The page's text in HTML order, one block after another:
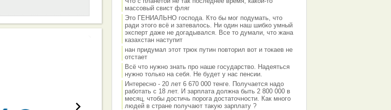
массовый свист фляг
Это ГЕНИАЛЬНО господа. Кто бы мог подумать, что
ради этого всё и затевалось. Ни один наш шибко умный
эксперт даже не догадывался. Все то думали, что жана
казахстан наступит
нан придумал этот трюк путин повторил вот и токаев не
отстает
Всё что нужно знать про наше государство. Надеяться
нужно только на себя. Не будет у нас пенсии.
Интересно - 20 лет 6 670 000 тенге. Получается надо
работать с 18 лет. И зарплата должна быть 2 800 000 в
месяц, чтобы достичь порога достаточности. Как много
людей в стране получают такую зарплату ?